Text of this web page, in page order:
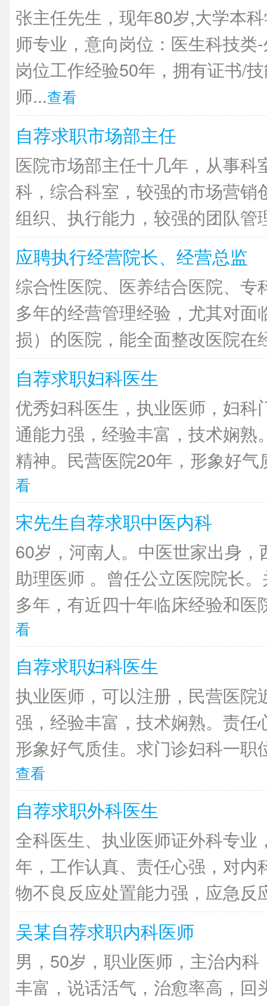
张主任先生，现年80岁,大学本
师专业，意向岗位：医生科技类
岗位工作经验50年，拥有证书/
师...查看
自荐求职市场部主任
医院市场部主任十几年，从事科
科，综合科室，较强的市场营销
组织、执行能力，较强的团队管
应聘执行经营院长、经营总监
综合性医院、医养结合医院、专
多年的经营管理经验，尤其对面
损）的医院，能全面整改医院在
自荐求职妇科医生
优秀妇科医生，执业医师，妇科
通能力强，经验丰富，技术娴熟
精神。民营医院20年，形象好
看
宋先生自荐求职中医内科
60岁，河南人。中医世家出身
助理医师 。曾任公立医院院长
多年，有近四十年临床经验和医
看
自荐求职妇科医生
执业医师，可以注册，民营医院
强，经验丰富，技术娴熟。责任
形象好气质佳。求门诊妇科一职
查看
自荐求职外科医生
全科医生、执业医师证外科专业
年，工作认真、责任心强，对内
物不良反应处置能力强，应急反
吴某自荐求职内科医师
男，50岁，职业医师，主治内
丰富，说话活气，治愈率高，回